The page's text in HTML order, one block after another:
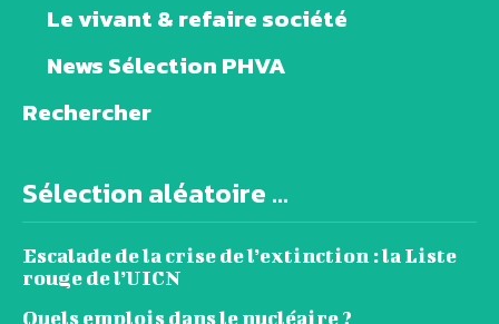
Le vivant & refaire société
News Sélection PHVA
Rechercher
Sélection aléatoire ...
Escalade de la crise de l’extinction : la Liste
rouge de l’UICN
Quels emplois dans le nucléaire ?